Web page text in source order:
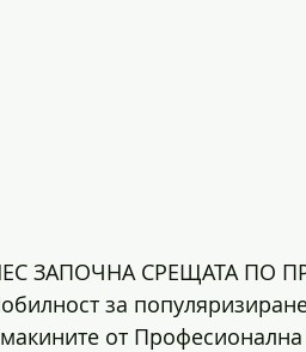
ЗАПОЧНА СРЕЩАТА ПО
за
от Професионална